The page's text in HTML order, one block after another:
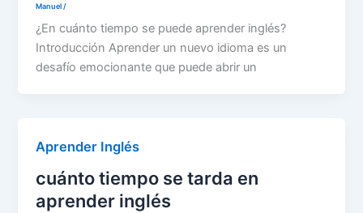
Manuel/
¿En cuánto tiempo se puede aprender inglés?
Introducción Aprender un nuevo idioma es un
desafío emocionante que puede abrir un
Aprender Inglés
cuánto tiempo se tarda en
aprender inglés